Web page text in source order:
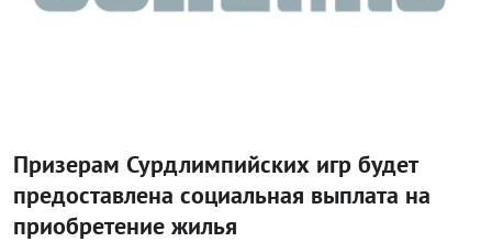
Призерам Сурдлимпийских игр будет
предоставлена социальная выплата на
приобретение жилья